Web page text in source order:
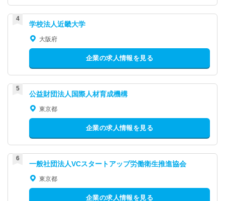
学校法人近畿大学
大阪府
企業の求人情報を見る
公益財団法人国際人材育成機構
東京都
企業の求人情報を見る
一般社団法人VCスタートアップ労働衛生推進協会
東京都
企業の求人情報を見る